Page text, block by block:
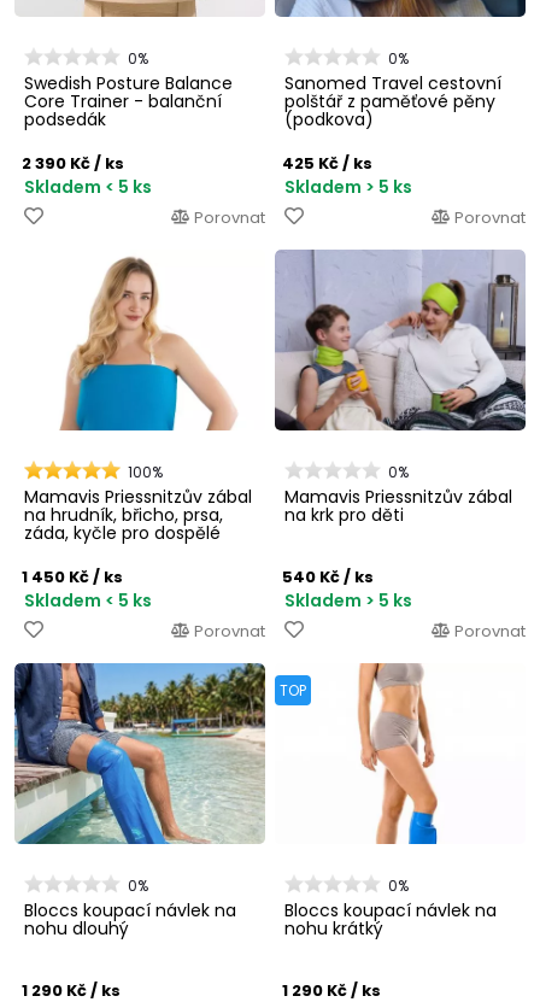
0%
Swedish Posture Balance
Core Trainer - balanční
podsedák
2 390 Kč/ ks
Skladem < 5 ks
Porovnat
0%
Sanomed Travel cestovní
polštář z paměťové pěny
(podkova)
425 Kč/ ks
Skladem > 5 ks
Porovnat
100%
Mamavis Priessnitzův zábal
na hrudník, břicho, prsa,
záda, kyčle pro dospělé
1 450 Kč/ ks
Skladem < 5 ks
Porovnat
0%
Mamavis Priessnitzův zábal
na krk pro děti
540 Kč/ ks
Skladem > 5 ks
Porovnat
0%
Bloccs koupací návlek na
nohu dlouhý
1 290 Kč/ ks
TOP
0%
Bloccs koupací návlek na
nohu krátký
1 290 Kč/ ks